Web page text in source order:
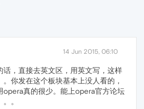
14 Jun 2015, 06:10
话，直接去英文区，用英文写，这样
。你发在这个板块基本上没人看的，
opera真的很少。能上opera官方论坛
。